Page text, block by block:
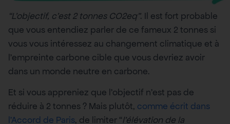
“L’objectif, c’est 2 tonnes CO2eq”. Il est fort probable
que vous entendiez parler de ce fameux 2 tonnes si
vous vous intéressez au changement climatique et à
l’empreinte carbone cible que vous devriez avoir
dans un monde neutre en carbone.
Et si vous appreniez que l’objectif n’est pas de
réduire à 2 tonnes ? Mais plutôt, comme écrit dans
l’Accord de Paris, de limiter “l’élévation de la